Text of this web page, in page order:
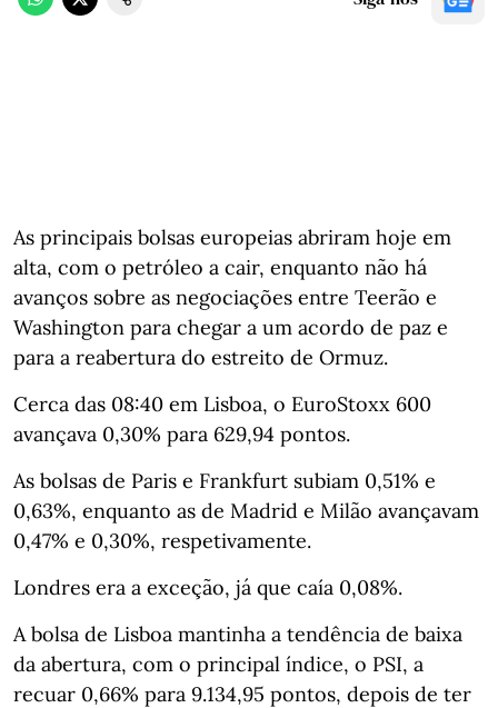
As principais bolsas europeias abriram hoje em
alta, com o petróleo a cair, enquanto não há
avanços sobre as negociações entre Teerão e
Washington para chegar a um acordo de paz e
para a reabertura do estreito de Ormuz.
Cerca das 08:40 em Lisboa, o EuroStoxx 600
avançava 0,30% para 629,94 pontos.
As bolsas de Paris e Frankfurt subiam 0,51% e
0,63%, enquanto as de Madrid e Milão avançavam
0,47% e 0,30%, respetivamente.
Londres era a exceção, já que caía 0,08%.
A bolsa de Lisboa mantinha a tendência de baixa
da abertura, com o principal índice, o PSI, a
recuar 0,66% para 9.134,95 pontos, depois de ter